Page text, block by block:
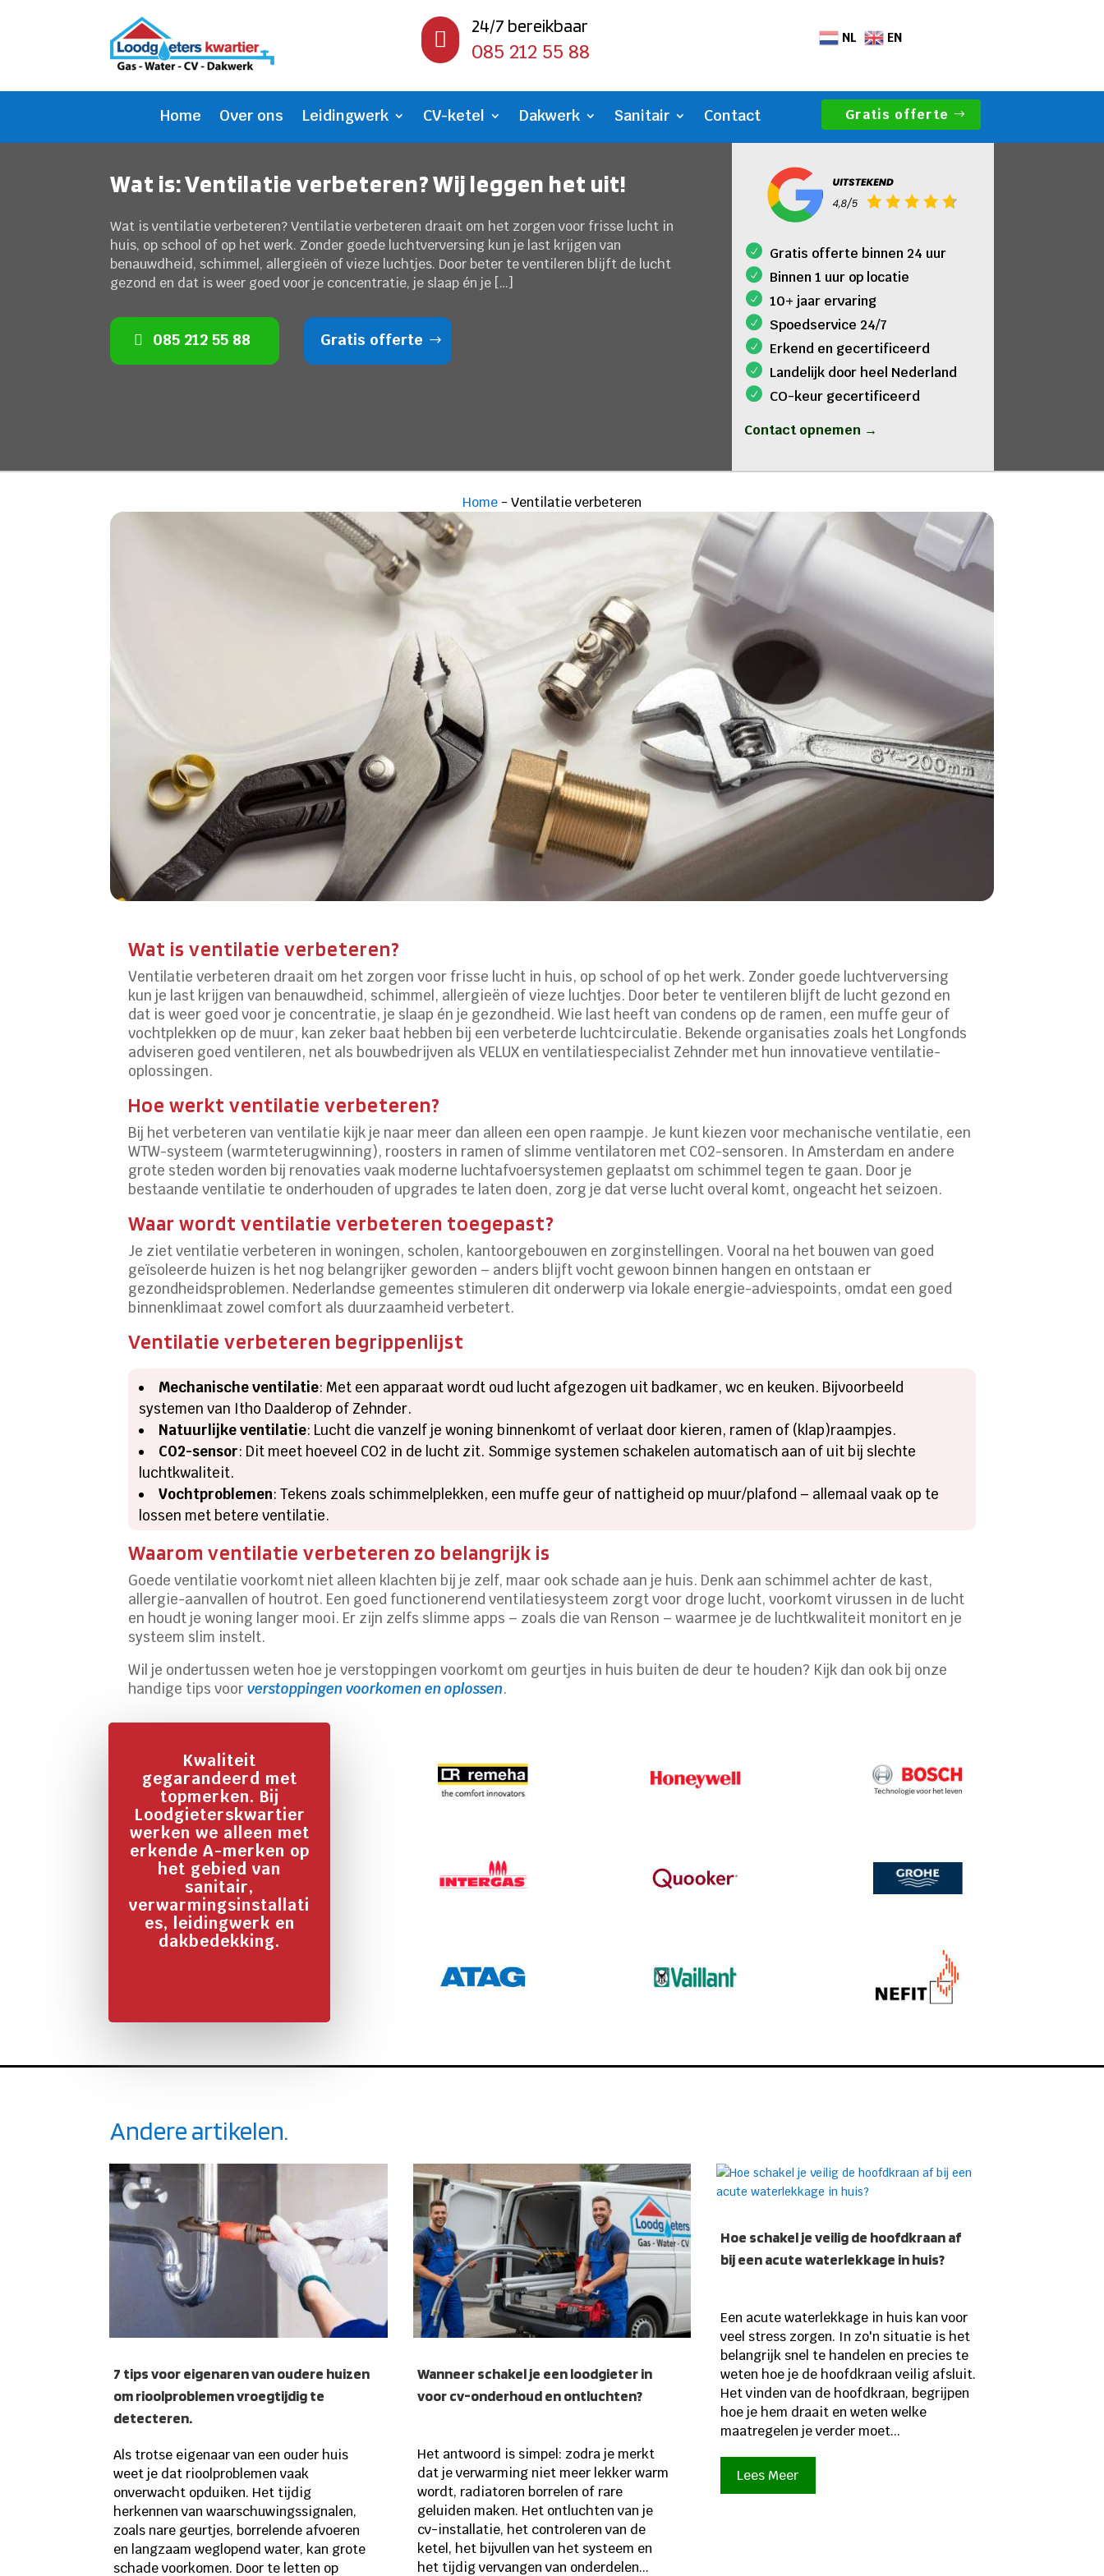

24/7 bereikbaar
085 212 55 88
NL EN
Home Over ons Leidingwerk CV-ketel Dakwerk Sanitair Contact Gratis offerte
Wat is: Ventilatie verbeteren? Wij leggen het uit!
Wat is ventilatie verbeteren? Ventilatie verbeteren draait om het zorgen voor frisse lucht in
huis, op school of op het werk. Zonder goede luchtverversing kun je last krijgen van
benauwdheid, schimmel, allergieën of vieze luchtjes. Door beter te ventileren blijft de lucht
gezond en dat is weer goed voor je concentratie, je slaap én je […]
085 212 55 88 Gratis offerte
Gratis offerte binnen 24 uur
Binnen 1 uur op locatie
10+ jaar ervaring
Spoedservice 24/7
Erkend en gecertificeerd
Landelijk door heel Nederland
CO-keur gecertificeerd
Contact opnemen →
Home - Ventilatie verbeteren
Wat is ventilatie verbeteren?
Ventilatie verbeteren draait om het zorgen voor frisse lucht in huis, op school of op het werk. Zonder goede luchtverversing
kun je last krijgen van benauwdheid, schimmel, allergieën of vieze luchtjes. Door beter te ventileren blijft de lucht gezond en
dat is weer goed voor je concentratie, je slaap én je gezondheid. Wie last heeft van condens op de ramen, een muffe geur of
vochtplekken op de muur, kan zeker baat hebben bij een verbeterde luchtcirculatie. Bekende organisaties zoals het Longfonds
adviseren goed ventileren, net als bouwbedrijven als VELUX en ventilatiespecialist Zehnder met hun innovatieve ventilatie-
oplossingen.
Hoe werkt ventilatie verbeteren?
Bij het verbeteren van ventilatie kijk je naar meer dan alleen een open raampje. Je kunt kiezen voor mechanische ventilatie, een
WTW-systeem (warmteterugwinning), roosters in ramen of slimme ventilatoren met CO2-sensoren. In Amsterdam en andere
grote steden worden bij renovaties vaak moderne luchtafvoersystemen geplaatst om schimmel tegen te gaan. Door je
bestaande ventilatie te onderhouden of upgrades te laten doen, zorg je dat verse lucht overal komt, ongeacht het seizoen.
Waar wordt ventilatie verbeteren toegepast?
Je ziet ventilatie verbeteren in woningen, scholen, kantoorgebouwen en zorginstellingen. Vooral na het bouwen van goed
geïsoleerde huizen is het nog belangrijker geworden – anders blijft vocht gewoon binnen hangen en ontstaan er
gezondheidsproblemen. Nederlandse gemeentes stimuleren dit onderwerp via lokale energie-adviespoints, omdat een goed
binnenklimaat zowel comfort als duurzaamheid verbetert.
Ventilatie verbeteren begrippenlijst
Mechanische ventilatie: Met een apparaat wordt oud lucht afgezogen uit badkamer, wc en keuken. Bijvoorbeeld
systemen van Itho Daalderop of Zehnder.
Natuurlijke ventilatie: Lucht die vanzelf je woning binnenkomt of verlaat door kieren, ramen of (klap)raampjes.
CO2-sensor: Dit meet hoeveel CO2 in de lucht zit. Sommige systemen schakelen automatisch aan of uit bij slechte
luchtkwaliteit.
Vochtproblemen: Tekens zoals schimmelplekken, een muffe geur of nattigheid op muur/plafond – allemaal vaak op te
lossen met betere ventilatie.
Waarom ventilatie verbeteren zo belangrijk is
Goede ventilatie voorkomt niet alleen klachten bij je zelf, maar ook schade aan je huis. Denk aan schimmel achter de kast,
allergie-aanvallen of houtrot. Een goed functionerend ventilatiesysteem zorgt voor droge lucht, voorkomt virussen in de lucht
en houdt je woning langer mooi. Er zijn zelfs slimme apps – zoals die van Renson – waarmee je de luchtkwaliteit monitort en je
systeem slim instelt.
Wil je ondertussen weten hoe je verstoppingen voorkomt om geurtjes in huis buiten de deur te houden? Kijk dan ook bij onze
handige tips voorverstoppingen voorkomen en oplossen.
Kwaliteit
gegarandeerd met
topmerken. Bij
Loodgieterskwartier
werken we alleen met
erkende A-merken op
het gebied van
sanitair,
verwarmingsinstallati
es, leidingwerk en
dakbedekking.
Andere artikelen.
7 tips voor eigenaren van oudere huizen
om rioolproblemen vroegtijdig te
detecteren.
Als trotse eigenaar van een ouder huis
weet je dat rioolproblemen vaak
onverwacht opduiken. Het tijdig
herkennen van waarschuwingssignalen,
zoals nare geurtjes, borrelende afvoeren
en langzaam weglopend water, kan grote
schade voorkomen. Door te letten op
Wanneer schakel je een loodgieter in
voor cv-onderhoud en ontluchten?
Het antwoord is simpel: zodra je merkt
dat je verwarming niet meer lekker warm
wordt, radiatoren borrelen of rare
geluiden maken. Het ontluchten van je
cv-installatie, het controleren van de
ketel, het bijvullen van het systeem en
het tijdig vervangen van onderdelen...
Hoe schakel je veilig de hoofdkraan af
bij een acute waterlekkage in huis?
Een acute waterlekkage in huis kan voor
veel stress zorgen. In zo'n situatie is het
belangrijk snel te handelen en precies te
weten hoe je de hoofdkraan veilig afsluit.
Het vinden van de hoofdkraan, begrijpen
hoe je hem draait en weten welke
maatregelen je verder moet...
Lees Meer